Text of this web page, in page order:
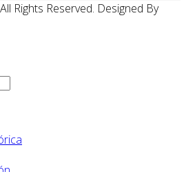
Rights Reserved. Designed By